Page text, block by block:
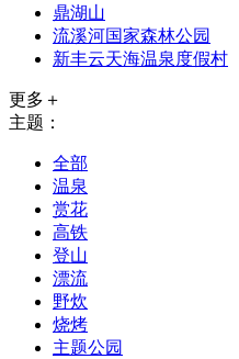
鼎湖山
流溪河国家森林公园
新丰云天海温泉度假村
更多＋
主题：
全部
温泉
赏花
高铁
登山
漂流
野炊
烧烤
主题公园